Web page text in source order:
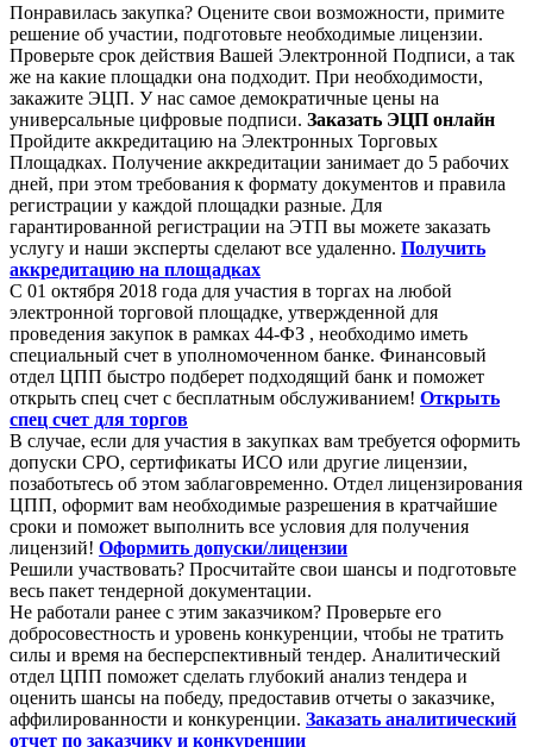
Понравилась закупка? Оцените свои возможности, примите
решение об участии, подготовьте необходимые лицензии.
Проверьте срок действия Вашей Электронной Подписи, а так
же на какие площадки она подходит. При необходимости,
закажите ЭЦП. У нас самое демократичные цены на
универсальные цифровые подписи. Заказать ЭЦП онлайн
Пройдите аккредитацию на Электронных Торговых
Площадках. Получение аккредитации занимает до 5 рабочих
дней, при этом требования к формату документов и правила
регистрации у каждой площадки разные. Для
гарантированной регистрации на ЭТП вы можете заказать
услугу и наши эксперты сделают все удаленно. Получить
аккредитацию на площадках
С 01 октября 2018 года для участия в торгах на любой
электронной торговой площадке, утвержденной для
проведения закупок в рамках 44-ФЗ , необходимо иметь
специальный счет в уполномоченном банке. Финансовый
отдел ЦПП быстро подберет подходящий банк и поможет
открыть спец счет с бесплатным обслуживанием! Открыть
спец счет для торгов
В случае, если для участия в закупках вам требуется оформить
допуски СРО, сертификаты ИСО или другие лицензии,
позаботьтесь об этом заблаговременно. Отдел лицензирования
ЦПП, оформит вам необходимые разрешения в кратчайшие
сроки и поможет выполнить все условия для получения
лицензий! Оформить допуски/лицензии
Решили участвовать? Просчитайте свои шансы и подготовьте
весь пакет тендерной документации.
Не работали ранее с этим заказчиком? Проверьте его
добросовестность и уровень конкуренции, чтобы не тратить
силы и время на бесперспективный тендер. Аналитический
отдел ЦПП поможет сделать глубокий анализ тендера и
оценить шансы на победу, предоставив отчеты о заказчике,
аффилированности и конкуренции. Заказать аналитический
отчет по заказчику и конкуренции